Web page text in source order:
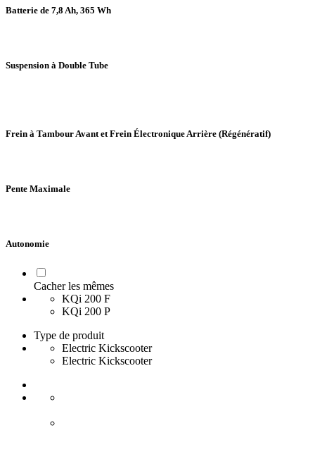
Batterie de 7,8 Ah, 365 Wh
Suspension à Double Tube
Frein à Tambour Avant et Frein Électronique Arrière (Régénératif)
Pente Maximale
Autonomie
Cacher les mêmes
KQi 200 F
KQi 200 P
Type de produit
Electric Kickscooter
Electric Kickscooter